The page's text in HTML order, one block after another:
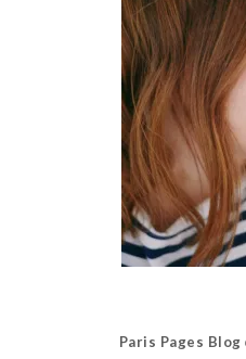
Paris Pages Blog